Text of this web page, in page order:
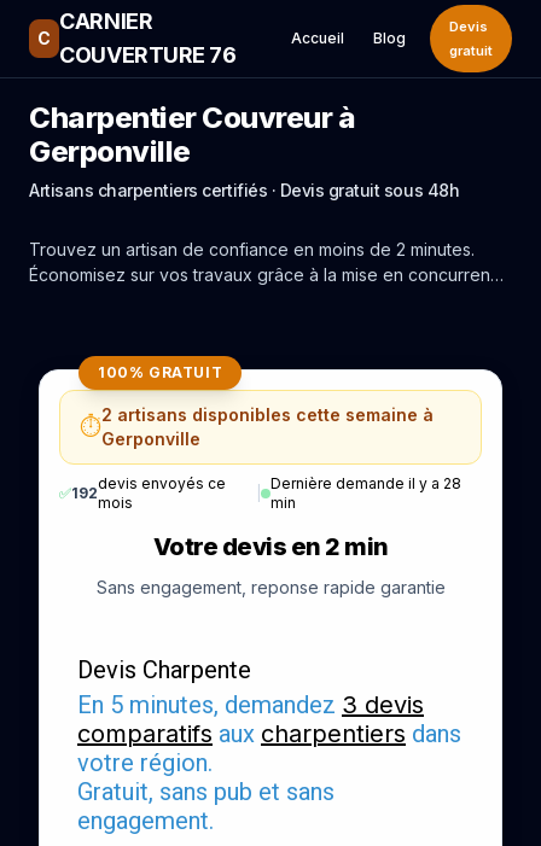
C
CARNIER
COUVERTURE 76
Accueil Blog
Devis
gratuit
Charpentier Couvreur à
Gerponville
Artisans charpentiers certifiés · Devis gratuit sous 48h
Trouvez un artisan de confiance en moins de 2 minutes.
Économisez sur vos travaux grâce à la mise en concurrence
100% GRATUIT
⏱️2 artisans disponibles cette semaine à
Gerponville
✅192
devis envoyés ce
mois
|
Dernière demande il y a 28
min
Votre devis en 2 min
Sans engagement, reponse rapide garantie
Devis Charpente
En 5 minutes, demandez 3 devis
comparatifs aux charpentiers dans
votre région.
Gratuit, sans pub et sans
engagement.